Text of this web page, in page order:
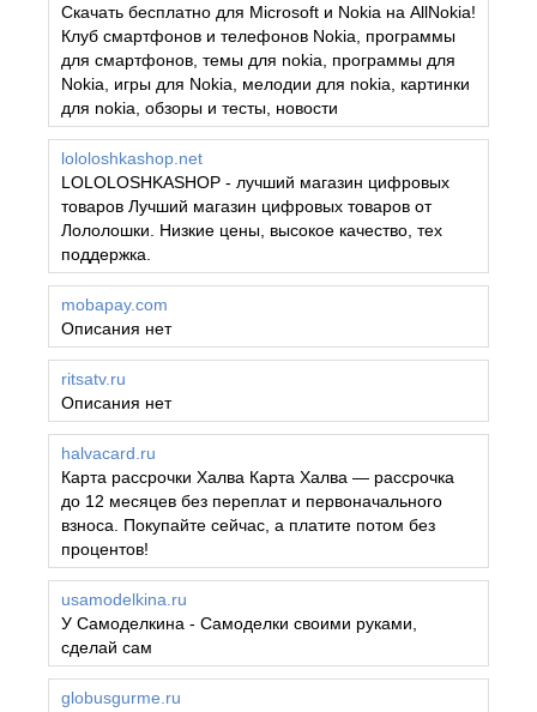
Скачать бесплатно для Microsoft и Nokia на AllNokia!
Клуб смартфонов и телефонов Nokia, программы
для смартфонов, темы для nokia, программы для
Nokia, игры для Nokia, мелодии для nokia, картинки
для nokia, обзоры и тесты, новости
lololoshkashop.net
LOLOLOSHKASHOP - лучший магазин цифровых
товаров Лучший магазин цифровых товаров от
Лололошки. Низкие цены, высокое качество, тех
поддержка.
mobapay.com
Описания нет
ritsatv.ru
Описания нет
halvacard.ru
Карта рассрочки Халва Карта Халва — рассрочка
до 12 месяцев без переплат и первоначального
взноса. Покупайте сейчас, а платите потом без
процентов!
usamodelkina.ru
У Самоделкина - Самоделки своими руками,
сделай сам
globusgurme.ru